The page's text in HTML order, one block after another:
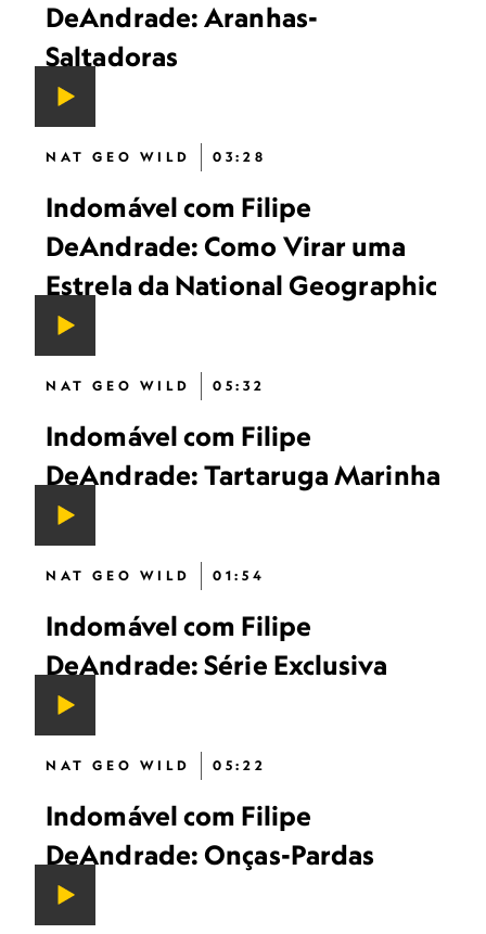
DeAndrade: Aranhas-
Saltadoras
NAT GEO WILD 03:28
Indomável com Filipe
DeAndrade: Como Virar uma
Estrela da National Geographic
NAT GEO WILD 05:32
Indomável com Filipe
DeAndrade: Tartaruga Marinha
NAT GEO WILD 01:54
Indomável com Filipe
DeAndrade: Série Exclusiva
NAT GEO WILD 05:22
Indomável com Filipe
DeAndrade: Onças-Pardas